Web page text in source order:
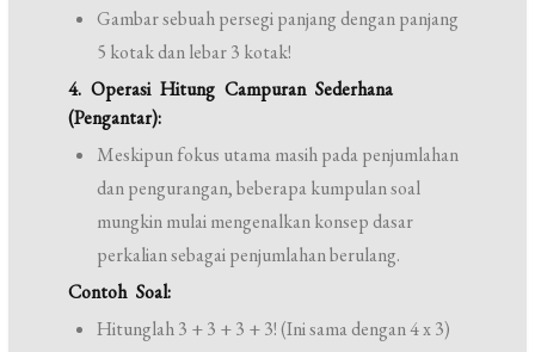
Gambar sebuah persegi panjang dengan panjang
5 kotak dan lebar 3 kotak!
4. Operasi Hitung Campuran Sederhana
(Pengantar):
Meskipun fokus utama masih pada penjumlahan
dan pengurangan, beberapa kumpulan soal
mungkin mulai mengenalkan konsep dasar
perkalian sebagai penjumlahan berulang.
Contoh Soal:
Hitunglah 3 + 3 + 3 + 3! (Ini sama dengan 4 x 3)